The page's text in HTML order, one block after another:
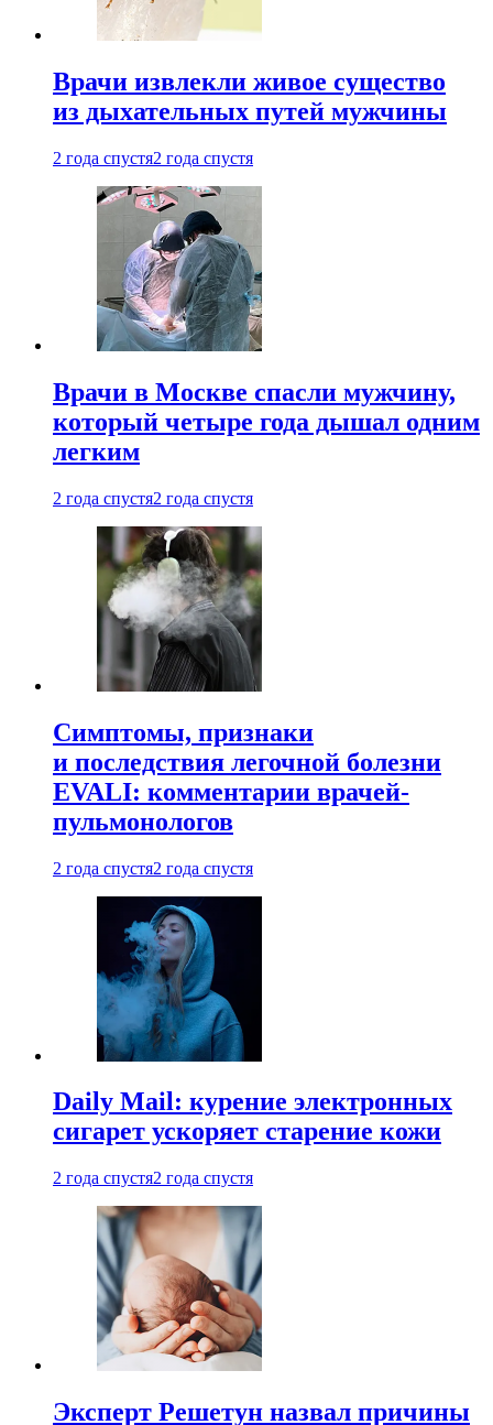
Врачи извлекли живое существо
из дыхательных путей мужчины
2 года спустя2 года спустя
Врачи в Москве спасли мужчину,
который четыре года дышал одним
легким
2 года спустя2 года спустя
Симптомы, признаки
и последствия легочной болезни
EVALI: комментарии врачей-
пульмонологов
2 года спустя2 года спустя
Daily Mail: курение электронных
сигарет ускоряет старение кожи
2 года спустя2 года спустя
Эксперт Решетун назвал причины